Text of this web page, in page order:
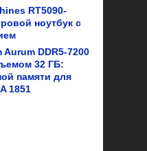
RT5090-
ноутбук с
DDR5-7200
32 ГБ:
памяти для
1851